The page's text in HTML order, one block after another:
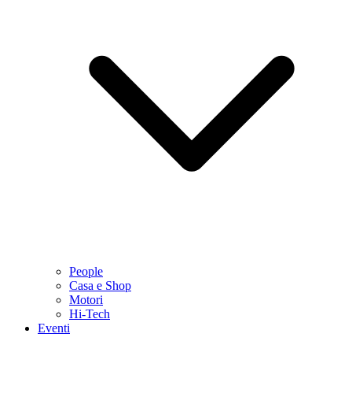
People
Casa e Shop
Motori
Hi-Tech
Eventi